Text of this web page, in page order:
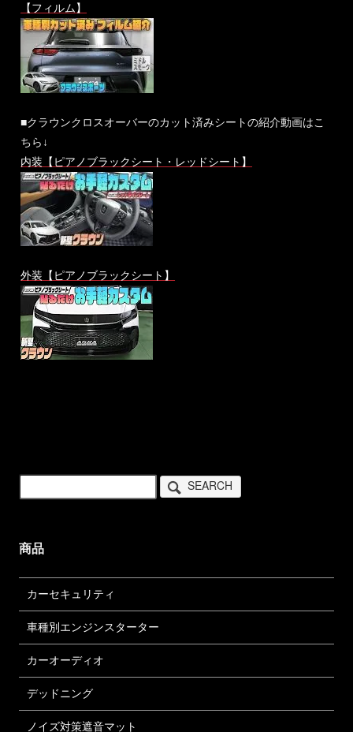
【フィルム】
■クラウンクロスオーバーのカット済みシートの紹介動画はこ
ちら↓
内装【ピアノブラックシート・レッドシート】
外装【ピアノブラックシート】
SEARCH
商品
カーセキュリティ
車種別エンジンスターター
カーオーディオ
デッドニング
ノイズ対策遮音マット